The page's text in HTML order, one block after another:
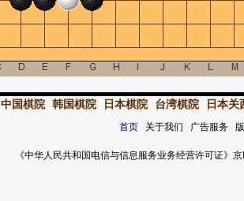
中国棋院 韩国棋院 日本棋院 台湾棋院 日本关
首页关于我们 广告服务
《中华人民共和国电信与信息服务业务经营许可证